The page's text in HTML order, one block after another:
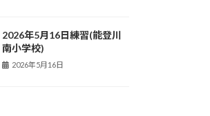
2026年5月16日練習(能登川
南小学校)
2026年5月16日